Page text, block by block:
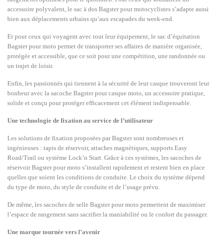
accessoire polyvalent, le sac à dos Bagster pour motocyclistes s’adapte aussi
bien aux déplacements urbains qu’aux escapades du week-end.
Et pour ceux qui voyagent avec tout leur équipement, le sac d’équitation
Bagster pour moto permet de transporter ses affaires de manière organisée,
protégée et accessible, que ce soit pour une compétition, une randonnée ou
un trajet de loisir.
Enfin, les passionnés qui tiennent à la sécurité de leur casque trouveront leur
bonheur avec la sacoche Bagster pour casque moto, un accessoire pratique,
solide et conçu pour protéger efficacement cet élément indispensable.
Une technologie de fixation au service de l’utilisateur
Les solutions de fixation proposées par Bagster sont nombreuses et
ingénieuses : tapis de réservoir, attaches magnétiques, supports Easy
Road/Trail ou système Lock’n Start. Grâce à ces systèmes, les sacoches de
réservoir Bagster pour moto s’installent rapidement et restent bien en place
quelles que soient les conditions de conduite. Le choix du système dépend
du type de moto, du style de conduite et de l’usage prévu.
De même, les sacoches de selle Bagster pour moto permettent de maximiser
l’espace de rangement sans sacrifier la maniabilité ou le confort du passager.
Une marque tournée vers l’avenir